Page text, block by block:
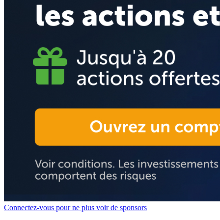
Connectez-vous pour ne plus voir de sponsors